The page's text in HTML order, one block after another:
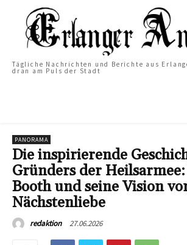
Tägliche Nachrichten und Berichte aus
dran am Puls der Stadt
PANORAMA
Die inspirierende
Gründers der
Booth und seine Vision
Nächstenliebe
redaktion 27.06.2026